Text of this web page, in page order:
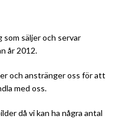
säljer och servar
år 2012.
och anstränger oss för att
med oss.
då vi kan ha några antal